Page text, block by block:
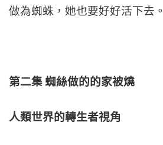
做為蜘蛛，她也要好好活下去。
第二集 蜘絲做的的家被燒
人類世界的轉生者視角